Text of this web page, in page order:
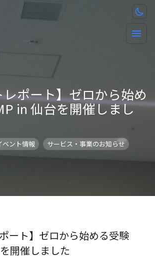
ポート】ゼロから始め
in 仙台を開催しまし
ベント情報 サービス・事業のお知らせ
ート】ゼロから始める受験
開催しました